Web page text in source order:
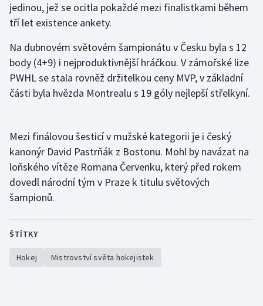
Golf
Gymnastika
Házená
Jezdectví
Krasobruslení
Lezení
Moderní pětiboj
jedinou, jež se ocitla pokaždé mezi finalistkami během
tří let existence ankety.
Na dubnovém světovém šampionátu v Česku byla s 12
body (4+9) i nejproduktivnější hráčkou. V zámořské lize
PWHL se stala rovněž držitelkou ceny MVP, v základní
části byla hvězda Montrealu s 19 góly nejlepší střelkyní.
Mezi finálovou šesticí v mužské kategorii je i český
kanonýr David Pastrňák z Bostonu. Mohl by navázat na
loňského vítěze Romana Červenku, který před rokem
dovedl národní tým v Praze k titulu světových
šampionů.
ŠTÍTKY
Hokej Mistrovství světa hokejistek